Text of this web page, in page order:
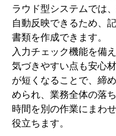
ラウド型システムでは
自動反映できるため、
書類を作成できます。
入力チェック機能を備
気づきやすい点も安心
が短くなることで、締
められ、業務全体の落
時間を別の作業にまわ
役立ちます。